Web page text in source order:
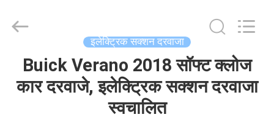
Technology
Reserved.
इलेक्ट्रिक सक्शन दरवाजा
Buick Verano 2018 सॉफ्ट क्लोज
कार दरवाजे, इलेक्ट्रिक सक्शन दरवाजा
स्वचालित